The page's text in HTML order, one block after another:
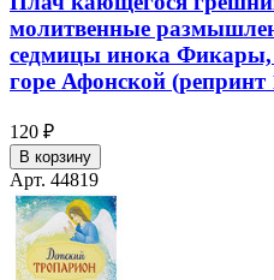
молитвенные
седмицы инока Фикары,
горе Афонской (репринт
120 ₽
В корзину
Арт. 44819